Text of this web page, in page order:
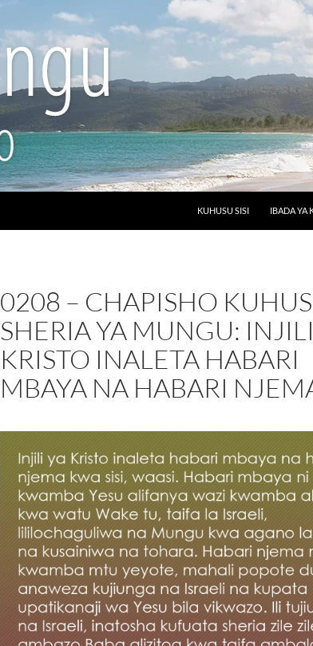
KUHUSU SISI
IBADA YA
0208 – CHAPISHO
SHERIA YA MUNGU:
KRISTO INALETA HABARI
MBAYA NA HABARI